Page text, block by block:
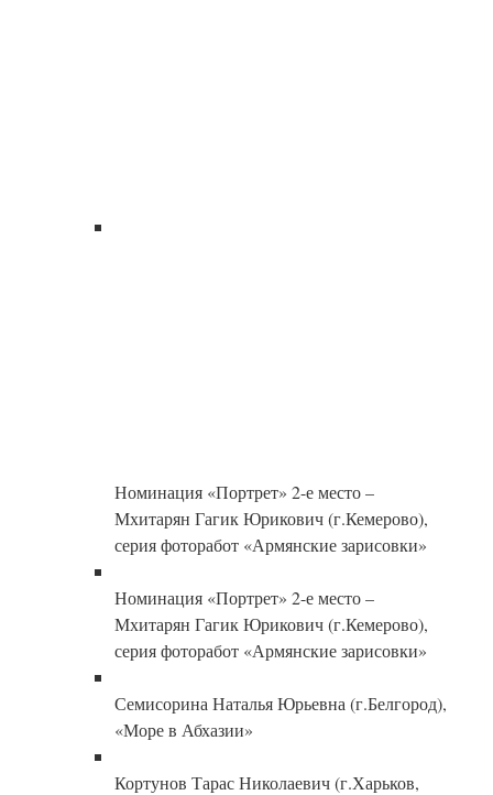
Номинация «Портрет» 2-е место –
Мхитарян Гагик Юрикович (г.Кемерово),
серия фоторабот «Армянские зарисовки»
Номинация «Портрет» 2-е место –
Мхитарян Гагик Юрикович (г.Кемерово),
серия фоторабот «Армянские зарисовки»
Семисорина Наталья Юрьевна (г.Белгород),
«Море в Абхазии»
Кортунов Тарас Николаевич (г.Харьков,